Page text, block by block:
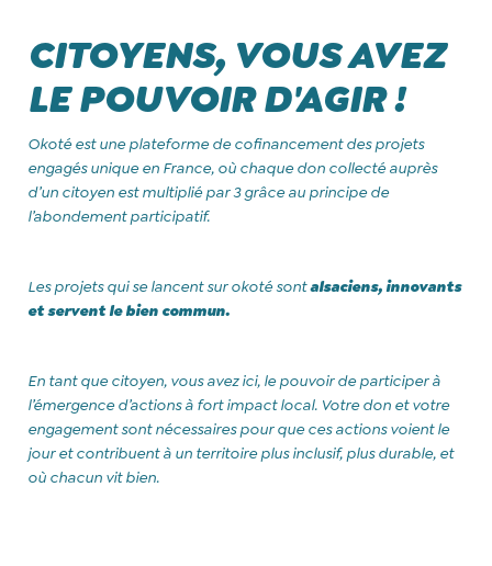
CITOYENS, VOUS AVEZ
LE POUVOIR D'AGIR !
Okoté est une plateforme de cofinancement des projets
engagés unique en France, où chaque don collecté auprès
d’un citoyen est multiplié par 3 grâce au principe de
l’abondement participatif.
‍Les projets qui se lancent sur okoté sontalsaciens, innovants
et servent le bien commun.
En tant que citoyen, vous avez ici, le pouvoir de participer à
l’émergence d’actions à fort impact local. Votre don et votre
engagement sont nécessaires pour que ces actions voient le
jour et contribuent à un territoire plus inclusif, plus durable, et
où chacun vit bien.